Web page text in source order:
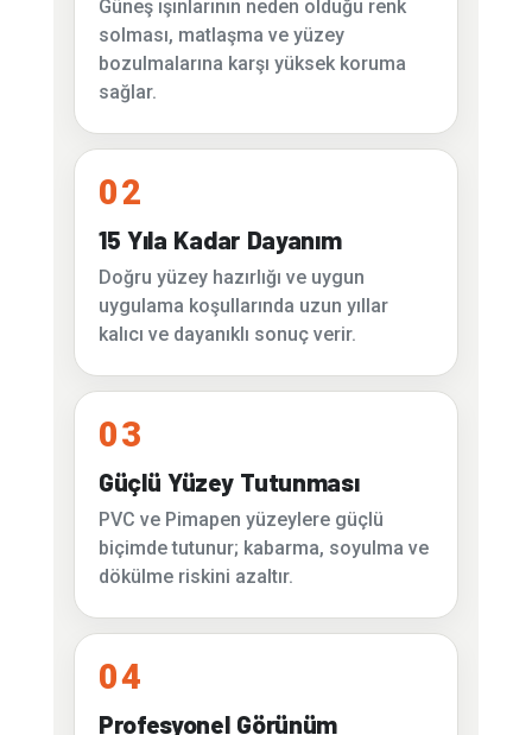
Güneş ışınlarının neden olduğu renk
solması, matlaşma ve yüzey
bozulmalarına karşı yüksek koruma
sağlar.
02
15 Yıla Kadar Dayanım
Doğru yüzey hazırlığı ve uygun
uygulama koşullarında uzun yıllar
kalıcı ve dayanıklı sonuç verir.
03
Güçlü Yüzey Tutunması
PVC ve Pimapen yüzeylere güçlü
biçimde tutunur; kabarma, soyulma ve
dökülme riskini azaltır.
04
Profesyonel Görünüm